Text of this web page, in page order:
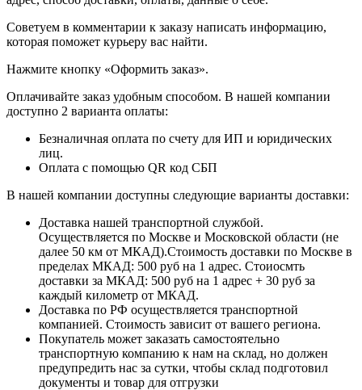
​​​​​​​Советуем в комментарии к заказу написать информацию,
которая поможет курьеру вас найти.
​​​​​​​Нажмите кнопку «Оформить заказ».
Оплачивайте заказ удобным способом. В нашей компании
доступно 2 варианта оплаты:
Безналичная оплата по счету для ИП и юридических
лиц.
Оплата с помощью QR код СБП
В нашей компании доступны следующие варианты доставки:
Доставка нашей транспортной службой.
Осуществляется по Москве и Московской области (не
далее 50 км от МКАД).Стоимость доставки по Москве в
пределах МКАД: 500 руб на 1 адрес. Стоиосмть
доставки за МКАД: 500 руб на 1 адрес + 30 руб за
каждый километр от МКАД.
Доставка по РФ осуществляется транспортной
компанией. Стоимость зависит от вашего региона.
Покупатель может заказать самостоятельно
транспортную компанию к нам на склад, но должен
предупредить нас за сутки, чтобы склад подготовил
документы и товар для отгрузки